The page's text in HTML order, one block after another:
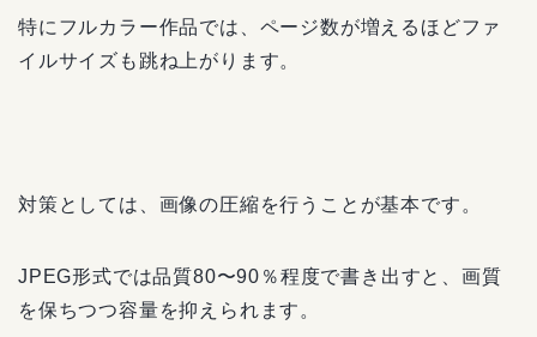
特にフルカラー作品では、ページ数が増えるほどファ
イルサイズも跳ね上がります。
対策としては、画像の圧縮を行うことが基本です。
JPEG形式では品質80〜90％程度で書き出すと、画質
を保ちつつ容量を抑えられます。